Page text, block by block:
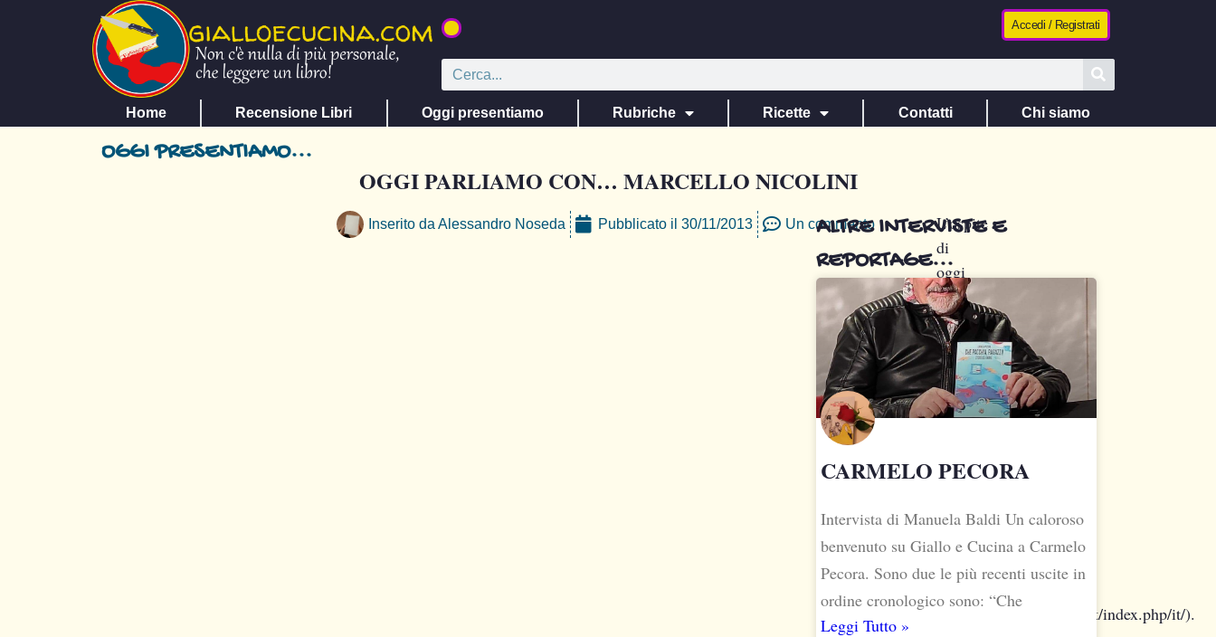
Accedi / Registrati
Home Recensione Libri Oggi presentiamo Rubriche Ricette Contatti Chi siamo
OGGI PRESENTIAMO...
OGGI PARLIAMO CON… MARCELLO NICOLINI
Inserito da Alessandro Noseda Pubblicato il 30/11/2013 Un commento
L’ospite
di
oggi
è
Marcello
Nicolini,
scrittore
ed
editore
la
editrice
La
Ponga
edizioni
(http://lapongaedizioni.it/index.php/it/).
ALTRE INTERVISTE E
REPORTAGE...
CARMELO PECORA
Intervista di Manuela Baldi Un caloroso
benvenuto su Giallo e Cucina a Carmelo
Pecora. Sono due le più recenti uscite in
ordine cronologico sono: “Che
Leggi Tutto »